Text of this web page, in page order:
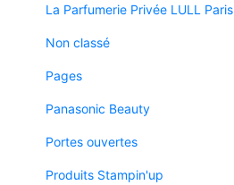
La Parfumerie Privée LULL Paris
Non classé
Pages
Panasonic Beauty
Portes ouvertes
Produits Stampin'up